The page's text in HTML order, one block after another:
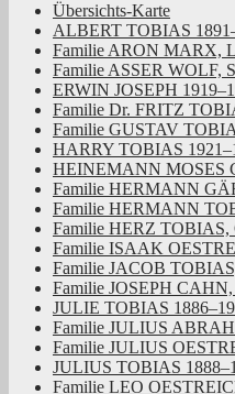
Übersichts-Karte
ALBERT TOBIAS
Familie ARON MARX,
Familie ASSER WOLF,
ERWIN JOSEPH
Familie Dr. FRITZ
Familie GUSTAV
HARRY TOBIAS
HEINEMANN MOSES
Familie HERMANN
Familie HERMANN
Familie HERZ TOBIAS,
Familie ISAAK
Familie JACOB
Familie JOSEPH
JULIE TOBIAS
Familie JULIUS
Familie JULIUS
JULIUS TOBIAS
Familie LEO